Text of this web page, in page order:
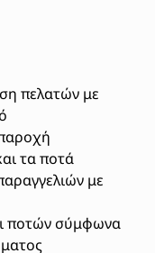
πελατών με
τα ποτά
με
ποτών σύμφωνα